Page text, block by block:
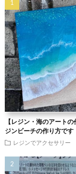
【レジン・海のアート
ジンビーチの作り方です
レジンでアクセサリー